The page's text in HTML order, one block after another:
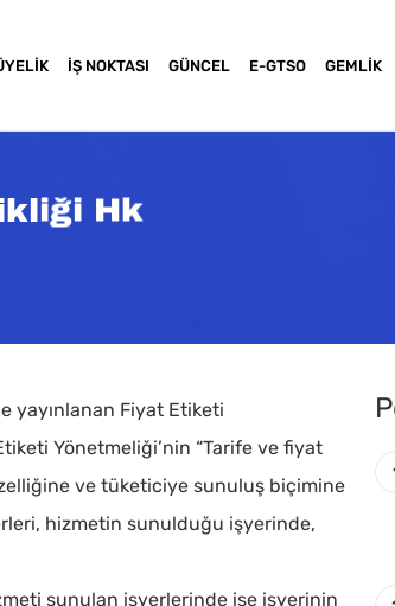
İŞ NOKTASI GÜNCEL E-GTSO GEMLIK
Hk
yayınlanan Fiyat Etiketi
Yönetmeliği’nin “Tarife ve fiyat
ve tüketiciye sunuluş biçimine
hizmetin sunulduğu işyerinde,
sunulan işyerlerinde ise işyerinin